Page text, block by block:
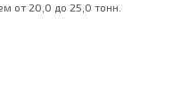
от 20,0 до 25,0 тонн.